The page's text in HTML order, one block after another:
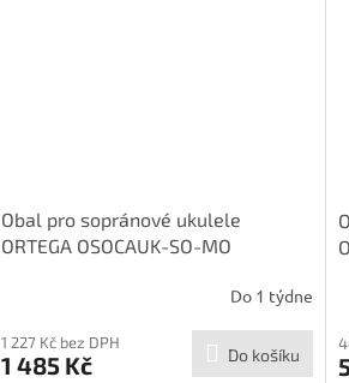
Obal pro sopránové ukulele
ORTEGA OSOCAUK-SO-MO
Do 1 týdne
1 227 Kč bez DPH
1 485 Kč Do košíku